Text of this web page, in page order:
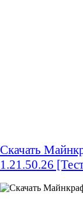
Скачать
1.21.50.26